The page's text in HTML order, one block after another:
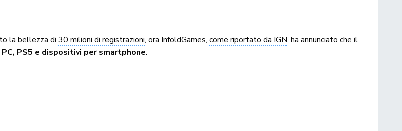
la bellezza di30 milioni di registrazioni, ora InfoldGames,come riportato da IGN, ha annunciato che il
PS5 e dispositivi per smartphone.